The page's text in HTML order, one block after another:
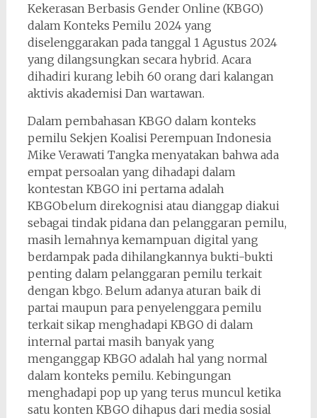
Kekerasan Berbasis Gender Online (KBGO)
dalam Konteks Pemilu 2024 yang
diselenggarakan pada tanggal 1 Agustus 2024
yang dilangsungkan secara hybrid. Acara
dihadiri kurang lebih 60 orang dari kalangan
aktivis akademisi Dan wartawan.
Dalam pembahasan KBGO dalam konteks
pemilu Sekjen Koalisi Perempuan Indonesia
Mike Verawati Tangka menyatakan bahwa ada
empat persoalan yang dihadapi dalam
kontestan KBGO ini pertama adalah
KBGObelum direkognisi atau dianggap diakui
sebagai tindak pidana dan pelanggaran pemilu,
masih lemahnya kemampuan digital yang
berdampak pada dihilangkannya bukti-bukti
penting dalam pelanggaran pemilu terkait
dengan kbgo. Belum adanya aturan baik di
partai maupun para penyelenggara pemilu
terkait sikap menghadapi KBGO di dalam
internal partai masih banyak yang
menganggap KBGO adalah hal yang normal
dalam konteks pemilu. Kebingungan
menghadapi pop up yang terus muncul ketika
satu konten KBGO dihapus dari media sosial